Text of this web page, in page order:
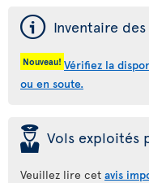
ý Inventaire
Nouveau! Vérifiez la
ou en soute.
þ Vols exploités
Veuillez lire cet avis